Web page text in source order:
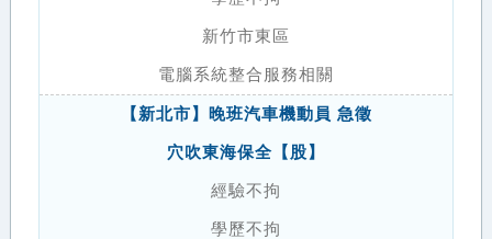
新竹市東區
電腦系統整合服務相關
【新北市】晚班汽車機動員 急徵
穴吹東海保全【股】
經驗不拘
學歷不拘